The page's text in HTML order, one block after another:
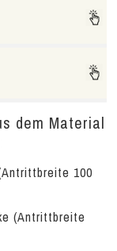
dem Material
100
(Antrittbreite